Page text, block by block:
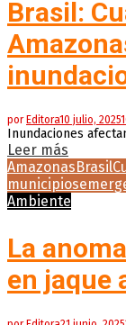
Brasil:
por Editora10 julio, 2025
Inundaciones
Leer más
AmazonasBrasil
municipios
Ambiente
La
en jaque